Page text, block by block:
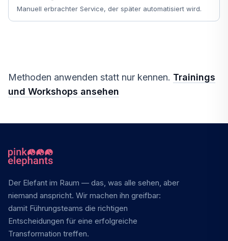
Manuell erbrachter Service, der später automatisiert wird.
Methoden anwenden statt nur kennen. Trainings
und Workshops ansehen
Der Elefant im Raum — das, was alle sehen, aber
niemand anspricht. Wir machen ihn greifbar:
damit Führungsteams die richtigen
Entscheidungen für eine erfolgreiche
Transformation treffen.